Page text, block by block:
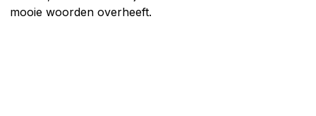
mooie woorden overheeft.